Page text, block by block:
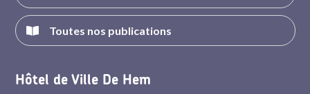
Toutes nos publications
Hôtel de Ville De Hem